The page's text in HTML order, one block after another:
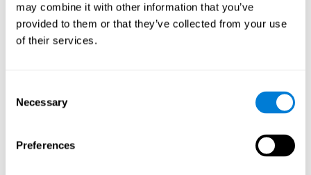
may combine it with other information that you’ve
provided to them or that they’ve collected from your use
of their services.
Selection
Necessary
Preferences
Эдгээр гурван шаардлагын хүрээнд шинжлэх ухааны
аргаар туршиж үзэхэд тархины сургалтын хөтөлбөр олон
хүмүүст сайн нөлөө үзүүлсэн байна.Энэ тархины сургалтын
сайжирсан.Уншихад хүндрэлтэй хүмүүст уншиж ойлгох,
унших хурд сайжирч, (
), хөдлгөөн буурах хандлагатай
Тархины сургалтын шинжлэх ухаан нь шинэ нээлтүүдэд энэ